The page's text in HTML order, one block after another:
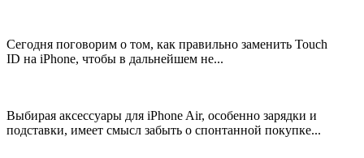
Сегодня поговорим о том, как правильно заменить Touch
ID на iPhone, чтобы в дальнейшем не...
Выбирая аксессуары для iPhone Air, особенно зарядки и
подставки, имеет смысл забыть о спонтанной покупке...